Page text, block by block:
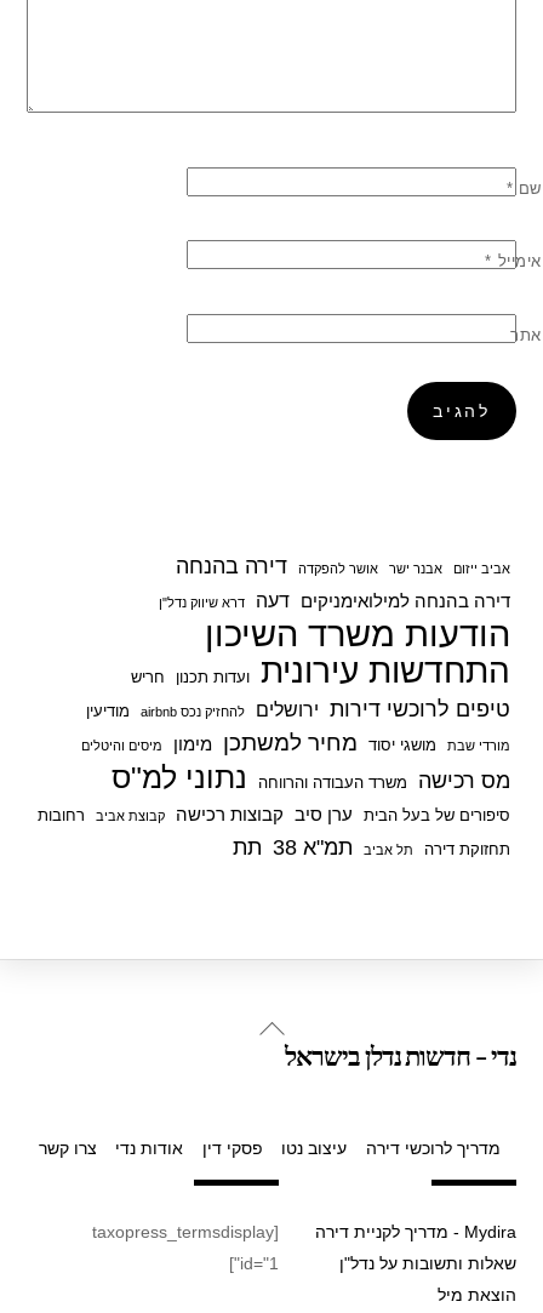
שם *
אימייל *
אתר
אביב ייזום אבנר ישר אושר להפקדה דירה בהנחה
דירה בהנחה למילואימניקים דעה דרא שיווק נדל"ן
הודעות משרד השיכון
התחדשות עירונית ועדות תכנון חריש
טיפים לרוכשי דירות ירושלים להחזיק נכס airbnb מודיעין
מורדי שבת מושגי יסוד מחיר למשתכן מימון מיסים והיטלים
מס רכישה משרד העבודה והרווחה נתוני למ"ס
סיפורים של בעל הבית ערן סיב קבוצות רכישה קבוצת אביב
רחובות
תחזוקת דירה
תל אביב תמ"א 38 תת
Back
נדי - חדשות נדלן בישראל
מדריך לרוכשי דירה עיצוב נטו פסקי דין אודות נדי צרו קשר
Mydira - מדריך לקניית דירה
שאלות ותשובות על נדל"ן
הוצאת מיל
[taxopress_termsdisplay
id="1"]